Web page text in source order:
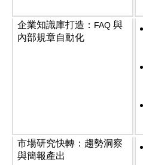
企業知識庫打造： FAQ與
內部規章自動化
市場研究快轉：趨勢洞察
與簡報產出